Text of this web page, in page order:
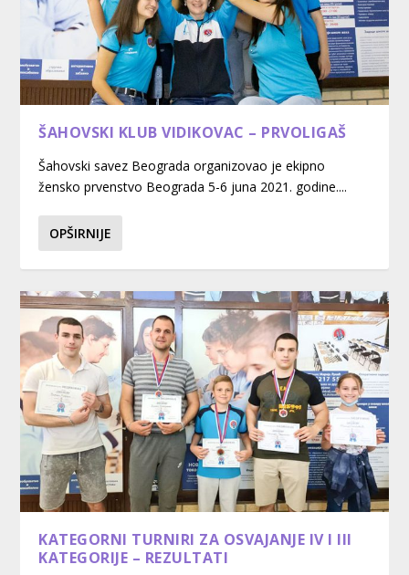
ŠAHOVSKI KLUB VIDIKOVAC – PRVOLIGAŠ
Šahovski savez Beograda organizovao je ekipno
žensko prvenstvo Beograda 5-6 juna 2021. godine....
OPŠIRNIJE
KATEGORNI TURNIRI ZA OSVAJANJE IV I III
KATEGORIJE – REZULTATI